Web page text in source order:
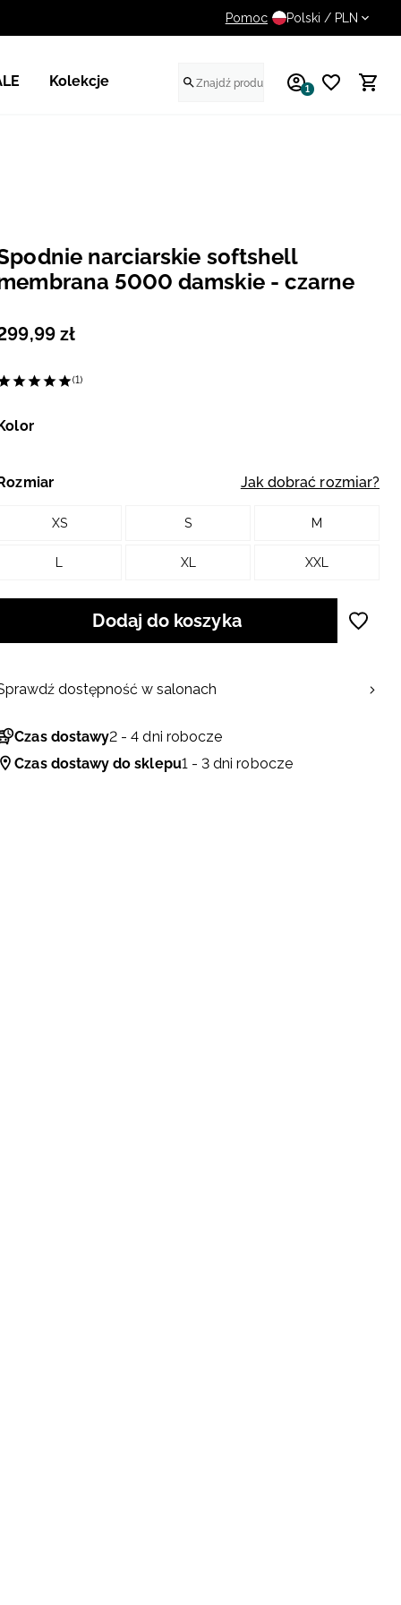
UWAGA NA FAŁSZYWE
Pomoc Polski / PLN
Kolekcje 1
narciarskie softshell
5000 damskie - czarne
,99 zł
(1)
Jak dobrać rozmiar?
XS S M
XL XXL
Dodaj do koszyka
Czas dostawy2 - 4 dni robocze
Czas dostawy do sklepu1 - 3 dni robocze
dostępność w salonach